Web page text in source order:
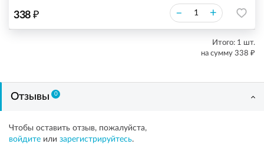
338 ₽ – +
Итого: 1 шт.
на сумму 338 ₽
Отзывы 0
Чтобы оставить отзыв, пожалуйста,
войдите или зарегистрируйтесь.